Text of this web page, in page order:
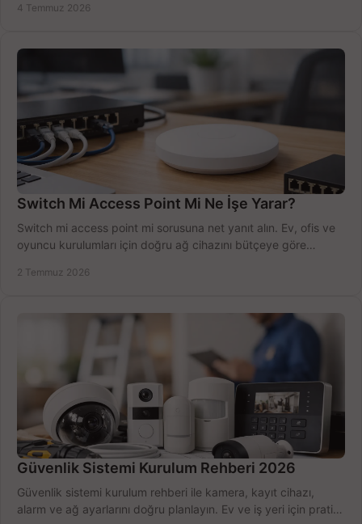
4 Temmuz 2026
Switch Mi Access Point Mi Ne İşe Yarar?
Switch mi access point mi sorusuna net yanıt alın. Ev, ofis ve
oyuncu kurulumları için doğru ağ cihazını bütçeye göre
2 Temmuz 2026
Güvenlik Sistemi Kurulum Rehberi 2026
Güvenlik sistemi kurulum rehberi ile kamera, kayıt cihazı,
alarm ve ağ ayarlarını doğru planlayın. Ev ve iş yeri için pratik